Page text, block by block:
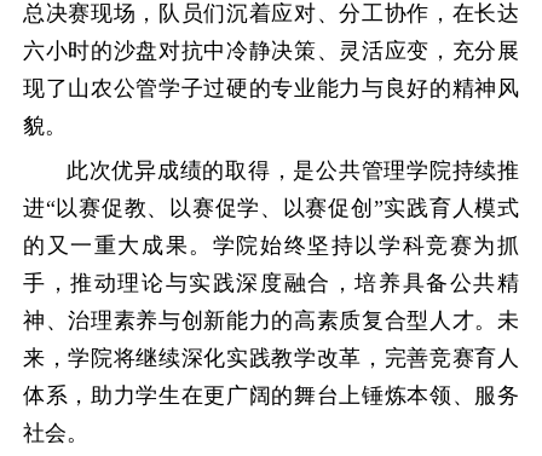
总决赛现场，队员们沉着应对、分工协作，在长达
六小时的沙盘对抗中冷静决策、灵活应变，充分展
现了山农公管学子过硬的专业能力与良好的精神风
貌。
此次优异成绩的取得，是公共管理学院持续推
进“以赛促教、以赛促学、以赛促创”实践育人模式
的又一重大成果。学院始终坚持以学科竞赛为抓
手，推动理论与实践深度融合，培养具备公共精
神、治理素养与创新能力的高素质复合型人才。未
来，学院将继续深化实践教学改革，完善竞赛育人
体系，助力学生在更广阔的舞台上锤炼本领、服务
社会。